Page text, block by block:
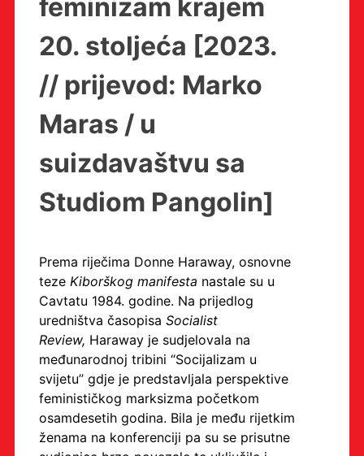
feminizam krajem
20. stoljeća [2023.
// prijevod: Marko
Maras / u
suizdavaštvu sa
Studiom Pangolin]
Prema riječima Donne Haraway, osnovne
teze Kiborškog manifesta nastale su u
Cavtatu 1984. godine. Na prijedlog
uredništva časopisa Socialist
Review, Haraway je sudjelovala na
međunarodnoj tribini “Socijalizam u
svijetu” gdje je predstavljala perspektive
feminističkog marksizma početkom
osamdesetih godina. Bila je među rijetkim
ženama na konferenciji pa su se prisutne